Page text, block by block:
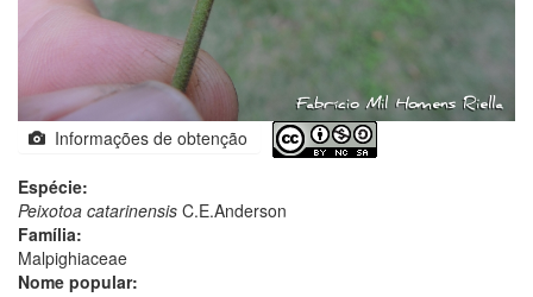
Informações de obtenção
Espécie:
Peixotoa catarinensis C.E.Anderson
Família:
Malpighiaceae
Nome popular: